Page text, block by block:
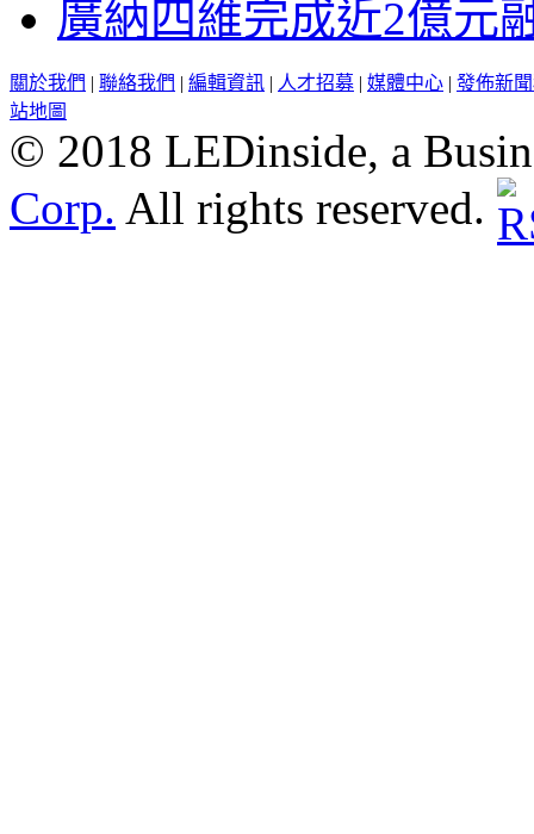
廣納四維完成近2億元
關於我們 | 聯絡我們 | 編輯資訊 | 人才招募 | 媒體中心 | 發佈新
站地圖
© 2018 LEDinside, a
Corp. All rights reserved.